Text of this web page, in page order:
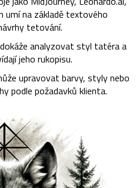
umí na základě textového
tetování.
analyzovat styl tatéra a
jeho rukopisu.
upravovat barvy, styly nebo
podle požadavků klienta.